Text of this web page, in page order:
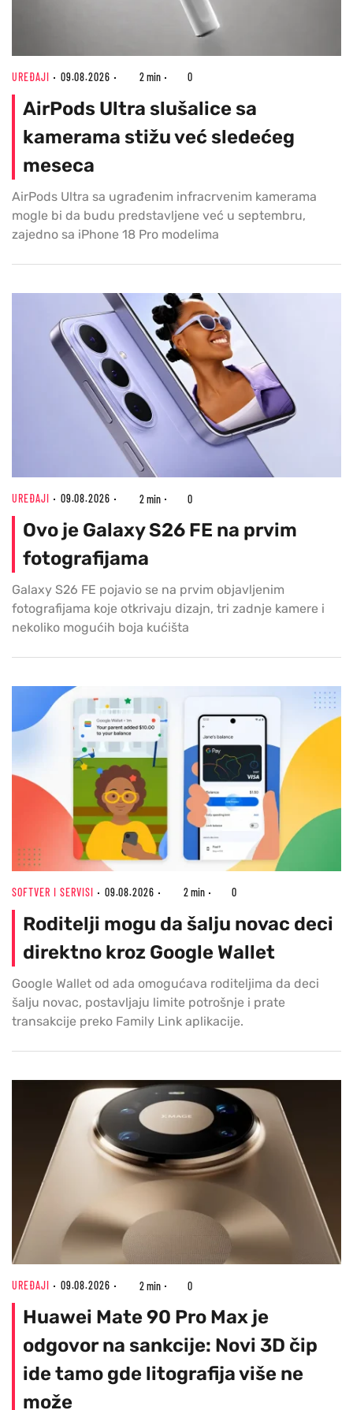
UREĐAJI 09.08.2026 2 min 0
AirPods Ultra slušalice sa
kamerama stižu već sledećeg
meseca
AirPods Ultra sa ugrađenim infracrvenim kamerama
mogle bi da budu predstavljene već u septembru,
zajedno sa iPhone 18 Pro modelima
UREĐAJI 09.08.2026 2 min 0
Ovo je Galaxy S26 FE na prvim
fotografijama
Galaxy S26 FE pojavio se na prvim objavljenim
fotografijama koje otkrivaju dizajn, tri zadnje kamere i
nekoliko mogućih boja kućišta
SOFTVER I SERVISI 09.08.2026 2 min 0
Roditelji mogu da šalju novac deci
direktno kroz Google Wallet
Google Wallet od ada omogućava roditeljima da deci
šalju novac, postavljaju limite potrošnje i prate
transakcije preko Family Link aplikacije.
UREĐAJI 09.08.2026 2 min 0
Huawei Mate 90 Pro Max je
odgovor na sankcije: Novi 3D čip
ide tamo gde litografija više ne
može